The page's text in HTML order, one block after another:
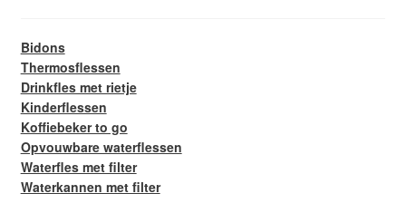
Bidons
Thermosflessen
Drinkfles met rietje
Kinderflessen
Koffiebeker to go
Opvouwbare waterflessen
Waterfles met filter
Waterkannen met filter